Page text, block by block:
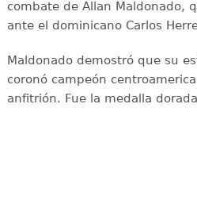
combate de Allan Maldonado,
ante el dominicano Carlos
Maldonado demostró que su
coronó campeón
anfitrión. Fue la medalla